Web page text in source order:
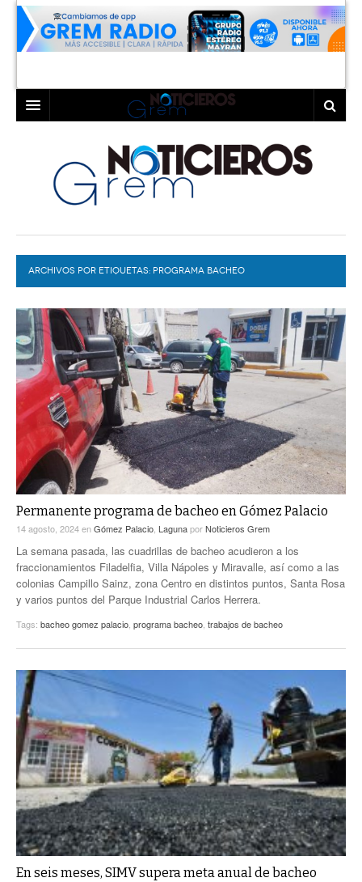
LAGUNA
TORREÓN
GÓMEZ PALACIO
LERDO
COAHUILA
DURANGO
DEPORTES
EL EXACTO
EXA INFORMA
GLOBO
CONTEXTOS
TRAYECTO LAGUNA
A MEDIA MAÑANA
A TODA LEY
DIÁLOGOS CON LA HISTORIA
TWEETS AND BEATS
LA MEJOR 97.1 ESTÉREO GALLITO
ACTUALIDADES GREM
LA MEJOR INFORMACIÓN
COLABORADORES
PC29
ACTUALIDADES GREM
ARCHIVOS POR ETIQUETAS: PROGRAMA BACHEO
Permanente programa de bacheo en Gómez Palacio
14 agosto, 2024enGómez Palacio LagunaporNoticieros Grem
La semana pasada, las cuadrillas de bacheo acudieron a los
fraccionamientos Filadelfia, Villa Nápoles y Miravalle, así como a las
colonias Campillo Sainz, zona Centro en distintos puntos, Santa Rosa
y varios puntos del Parque Industrial Carlos Herrera.
Tags: bacheo gomez palacio programa bacheo trabajos de bacheo
En seis meses, SIMV supera meta anual de bacheo